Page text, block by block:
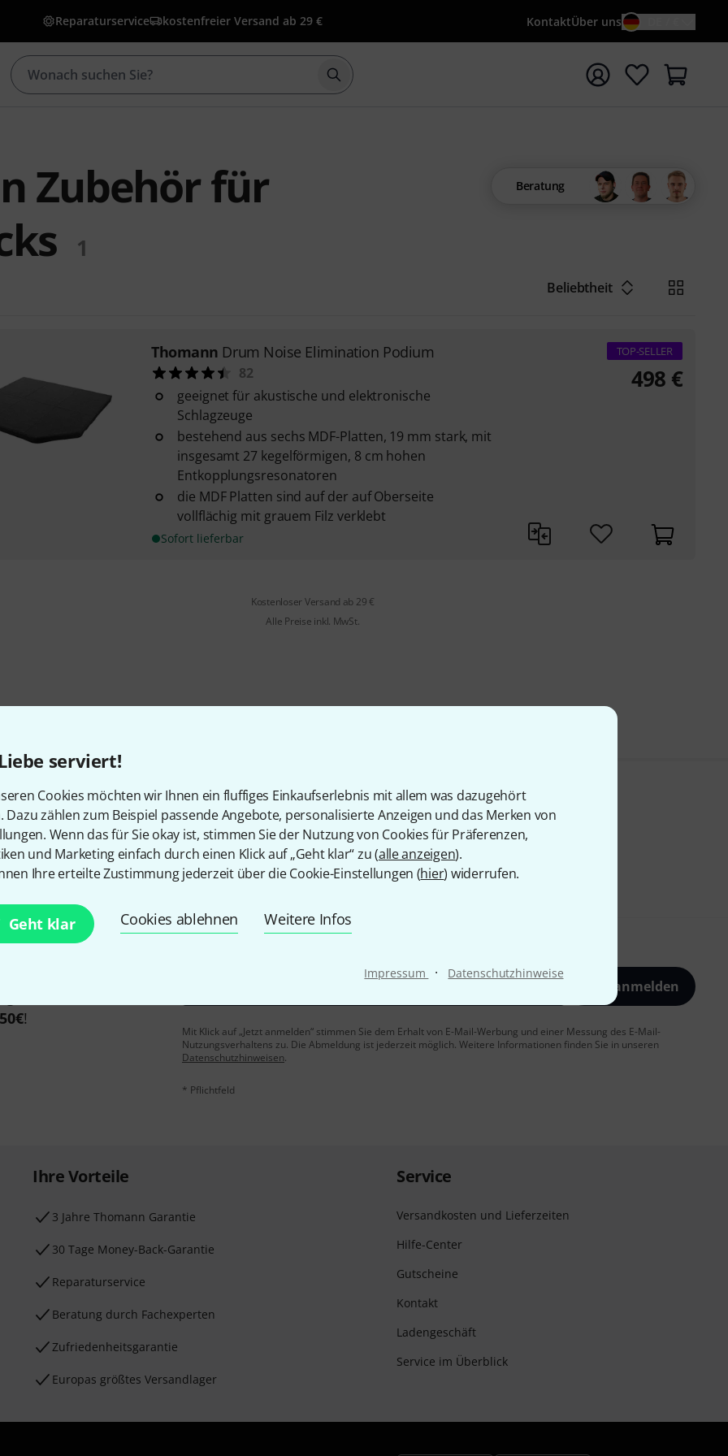
serviert!
Cookies möchten wir Ihnen ein fluffiges Einkaufserlebnis mit allem was dazugehört
Dazu zählen zum Beispiel passende Angebote, personalisierte Anzeigen und das Merken von
Wenn das für Sie okay ist, stimmen Sie der Nutzung von Cookies für Präferenzen,
und Marketing einfach durch einen Klick auf „Geht klar“ zu (alle anzeigen).
Ihre erteilte Zustimmung jederzeit über die Cookie-Einstellungen (hier) widerrufen.
Geht klar Cookies ablehnen Weitere Infos
Impressum · Datenschutzhinweise
Reparaturservice kostenfreier Versand ab 29 € KontaktÜber uns
Suche mit Suchwort {searchTerm} starten
Zubehör für
1
Beratung
Beliebtheit
Thomann Drum Noise Elimination Podium
82
geeignet für akustische und elektronische
Schlagzeuge
bestehend aus sechs MDF-Platten, 19 mm stark, mit
insgesamt 27 kegelförmigen, 8 cm hohen
Entkopplungsresonatoren
die MDF Platten sind auf der auf Oberseite
vollflächig mit grauem Filz verklebt
Sofort lieferbar
TOP-SELLER
498 €
Kostenloser Versand ab 29 €
Alle Preise inkl. MwSt.
Gefällt Ihnen, was Sie sehen?
Teilen Hilfe & Feedback
mit etwas Glück
50€!
Jetzt anmelden
Mit Klick auf „Jetzt anmelden“ stimmen Sie dem Erhalt von E-Mail-Werbung und einer Messung des E-Mail-
Nutzungsverhaltens zu. Die Abmeldung ist jederzeit möglich. Weitere Informationen finden Sie in unseren
Datenschutzhinweisen.
* Pflichtfeld
Ihre Vorteile
3 Jahre Thomann Garantie
30 Tage Money-Back-Garantie
Reparaturservice
Beratung durch Fachexperten
Zufriedenheitsgarantie
Europas größtes Versandlager
Service
Versandkosten und Lieferzeiten
Hilfe-Center
Gutscheine
Kontakt
Ladengeschäft
Service im Überblick